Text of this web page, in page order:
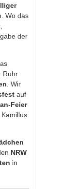
Wo das
der
Ruhr
. Wir
auf
Feier
Kamillus
NRW
in